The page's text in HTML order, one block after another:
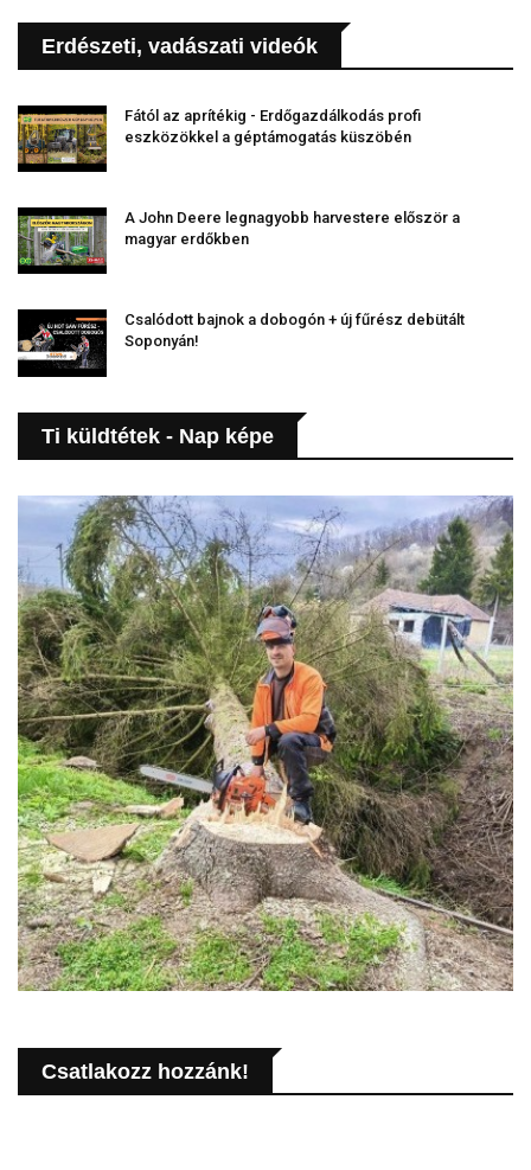
Erdészeti, vadászati videók
Fától az aprítékig - Erdőgazdálkodás profi
eszközökkel a géptámogatás küszöbén
A John Deere legnagyobb harvestere először a
magyar erdőkben
Csalódott bajnok a dobogón + új fűrész debütált
Soponyán!
Ti küldtétek - Nap képe
Csatlakozz hozzánk!